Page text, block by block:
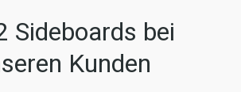
Sideboards bei
Kunden